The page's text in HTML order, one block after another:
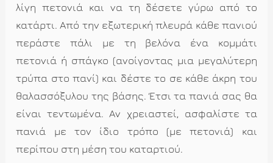
λίγη πετονιά και να τη δέσετε γύρω από το
κατάρτι. Από την εξωτερική πλευρά κάθε πανιού
περάστε πάλι με τη βελόνα ένα κομμάτι
πετονιά ή σπάγκο (ανοίγοντας μια μεγαλύτερη
τρύπα στο πανί) και δέστε το σε κάθε άκρη του
θαλασσόξυλου της βάσης. Έτσι τα πανιά σας θα
είναι τεντωμένα. Αν χρειαστεί, ασφαλίστε τα
πανιά με τον ίδιο τρόπο (με πετονιά) και
περίπου στη μέση του καταρτιού.